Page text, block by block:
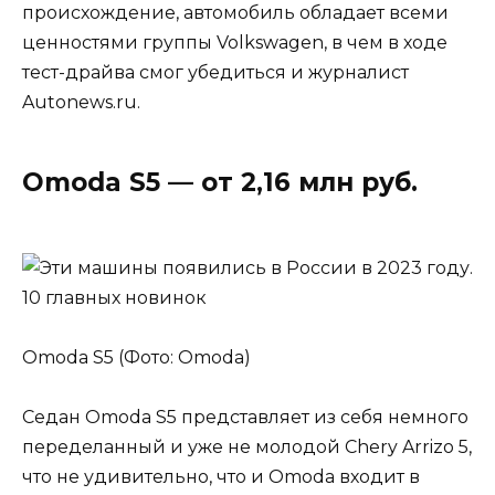
происхождение, автомобиль обладает всеми
ценностями группы Volkswagen, в чем в ходе
тест-драйва смог убедиться и журналист
Autonews.ru.
Omoda S5 — от 2,16 млн руб.
Omoda S5 (Фото: Omoda)
Седан Omoda S5 представляет из себя немного
переделанный и уже не молодой Chery Arrizo 5,
что не удивительно, что и Omoda входит в